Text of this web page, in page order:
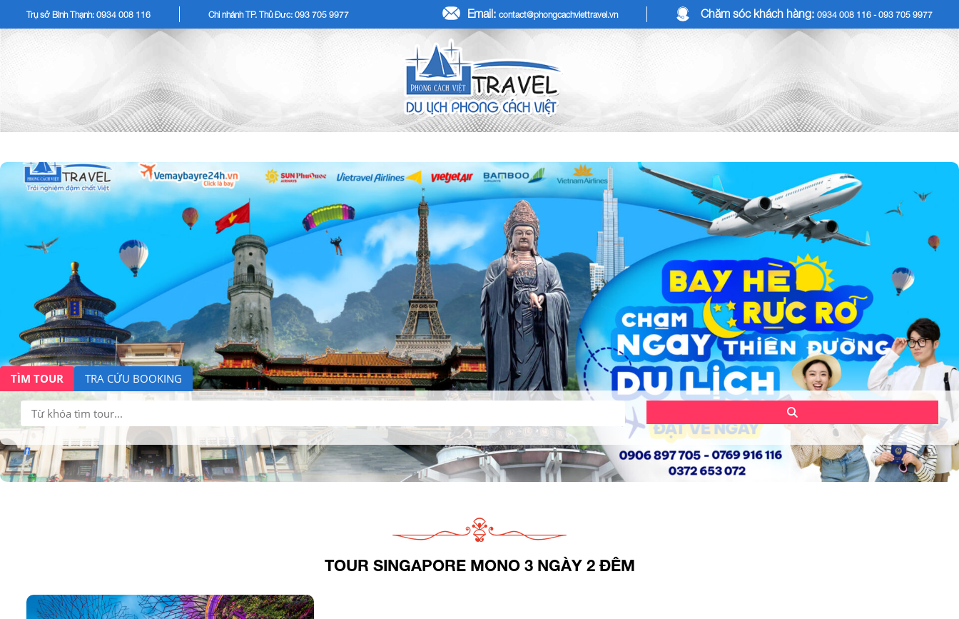
Trụ sở Bình Thạnh: 0934 008 116 Chi nhánh TP. Thủ Đức: 093 705 9977 Email: contact@phongcachviettravel.vn Chăm sóc khách hàng: 0934 008 116 - 093 705 9977
TÌM TOUR TRA CỨU BOOKING
Tìm
kiếm:
TOUR SINGAPORE MONO 3 NGÀY 2 ĐÊM